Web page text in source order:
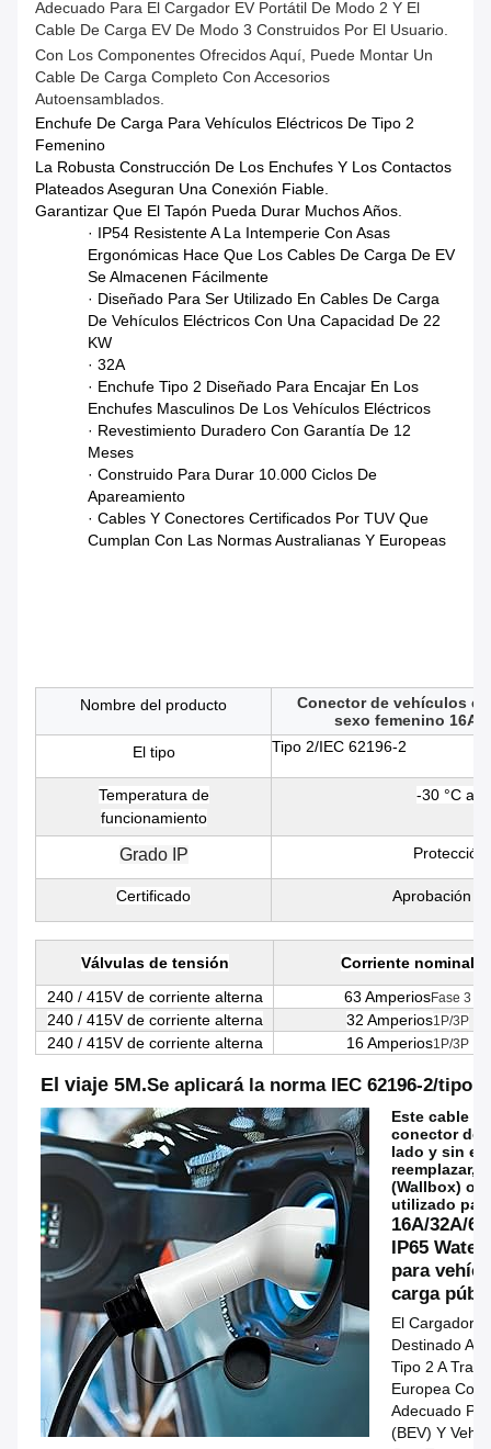
Adecuado Para El Cargador EV Portátil De Modo 2 Y El
Cable De Carga EV De Modo 3 Construidos Por El Usuario.
Con Los Componentes Ofrecidos Aquí, Puede Montar Un
Cable De Carga Completo Con Accesorios
Autoensamblados.
Enchufe De Carga Para Vehículos Eléctricos De Tipo 2
Femenino
La Robusta Construcción De Los Enchufes Y Los Contactos
Plateados Aseguran Una Conexión Fiable.
Garantizar Que El Tapón Pueda Durar Muchos Años.
· IP54 Resistente A La Intemperie Con Asas
Ergonómicas Hace Que Los Cables De Carga De EV
Se Almacenen Fácilmente
· Diseñado Para Ser Utilizado En Cables De Carga
De Vehículos Eléctricos Con Una Capacidad De 22
KW
· 32A
· Enchufe Tipo 2 Diseñado Para Encajar En Los
Enchufes Masculinos De Los Vehículos Eléctricos
· Revestimiento Duradero Con Garantía De 12
Meses
· Construido Para Durar 10.000 Ciclos De
Apareamiento
· Cables Y Conectores Certificados Por TUV Que
Cumplan Con Las Normas Australianas Y Europeas
Nombre del producto
Conector de vehículos
sexo femenino 16A
El tipo
Tipo 2/IEC 62196-2
Temperatura de
funcionamiento
-30 °C a
Grado IP Protección
Certificado Aprobación
Válvulas de tensión
Corriente nominal
240 / 415V de corriente alterna
63 AmperiosFase 3
240 / 415V de corriente alterna 32 Amperios1P/3P
240 / 415V de corriente alterna 16 Amperios1P/3P
El viaje 5M.Se aplicará la norma IEC 62196-2/tipo
Este cable
conector de
lado y sin
reemplazar,
(Wallbox) o
utilizado
16A/32A/
IP65
para
carga
El Cargador
Destinado A
Tipo 2 A
Europea Con
Adecuado
(BEV) Y